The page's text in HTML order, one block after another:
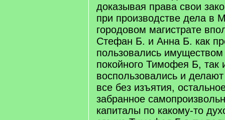
доказывая права свои
при производстве дела в
городовом магистрате
Стефан Б. и Анна Б. как
пользовались
покойного Тимофея Б, так
воспользовались и
все без изъятия,
забранное
капиталы по какому-то